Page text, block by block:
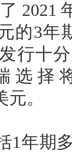
2021
元的3
行十
选择
元。
1年期